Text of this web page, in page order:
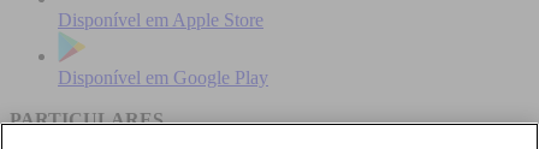
Disponível em Apple Store
Disponível em Google Play
PARTICULARES